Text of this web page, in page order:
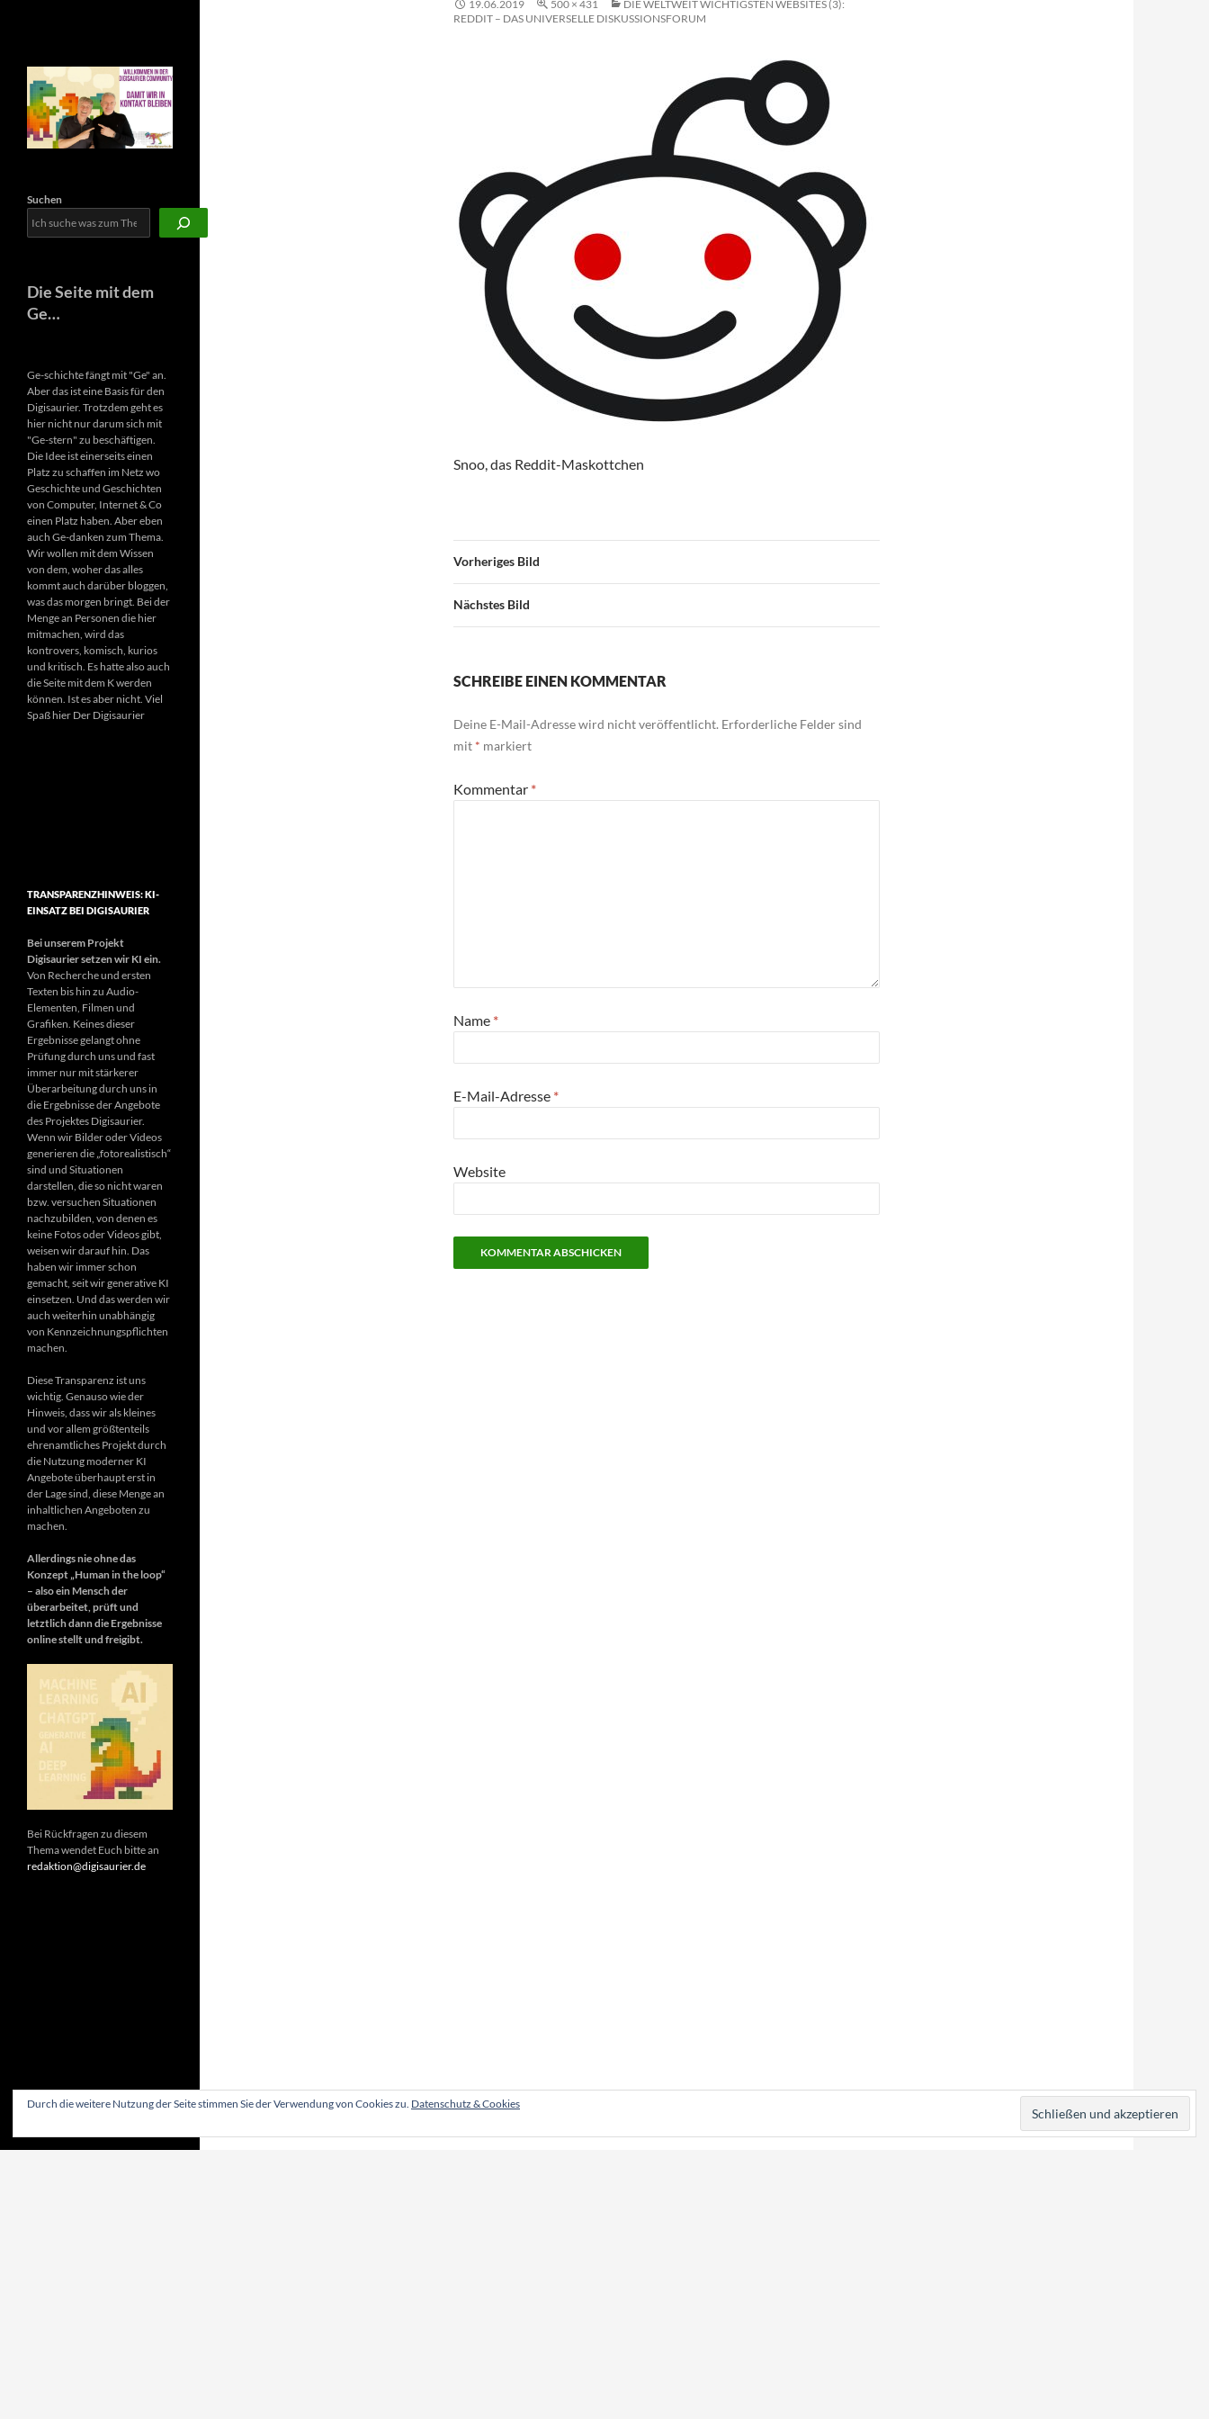
19.06.2019 500 × 431
DIE WELTWEIT WICHTIGSTEN WEBSITES (3):
REDDIT – DAS UNIVERSELLE DISKUSSIONSFORUM
Snoo, das Reddit-Maskottchen
Vorheriges Bild
Nächstes Bild
SCHREIBE EINEN KOMMENTAR
Deine E-Mail-Adresse wird nicht veröffentlicht. Erforderliche Felder sind
mit * markiert
Kommentar *
Name *
E-Mail-Adresse *
Website
Suchen
Die Seite mit dem
Ge…
Ge-schichte fängt mit "Ge" an.
Aber das ist eine Basis für den
Digisaurier. Trotzdem geht es
hier nicht nur darum sich mit
"Ge-stern" zu beschäftigen.
Die Idee ist einerseits einen
Platz zu schaffen im Netz wo
Geschichte und Geschichten
von Computer, Internet & Co
einen Platz haben. Aber eben
auch Ge-danken zum Thema.
Wir wollen mit dem Wissen
von dem, woher das alles
kommt auch darüber bloggen,
was das morgen bringt. Bei der
Menge an Personen die hier
mitmachen, wird das
kontrovers, komisch, kurios
und kritisch. Es hatte also auch
die Seite mit dem K werden
können. Ist es aber nicht. Viel
Spaß hier Der Digisaurier
TRANSPARENZHINWEIS: KI-
EINSATZ BEI DIGISAURIER
Bei unserem Projekt
Digisaurier setzen wir KI ein.
Von Recherche und ersten
Texten bis hin zu Audio-
Elementen, Filmen und
Grafiken. Keines dieser
Ergebnisse gelangt ohne
Prüfung durch uns und fast
immer nur mit stärkerer
Überarbeitung durch uns in
die Ergebnisse der Angebote
des Projektes Digisaurier.
Wenn wir Bilder oder Videos
generieren die „fotorealistisch“
sind und Situationen
darstellen, die so nicht waren
bzw. versuchen Situationen
nachzubilden, von denen es
keine Fotos oder Videos gibt,
weisen wir darauf hin. Das
haben wir immer schon
gemacht, seit wir generative KI
einsetzen. Und das werden wir
auch weiterhin unabhängig
von Kennzeichnungspflichten
machen.
Diese Transparenz ist uns
wichtig. Genauso wie der
Hinweis, dass wir als kleines
und vor allem größtenteils
ehrenamtliches Projekt durch
die Nutzung moderner KI
Angebote überhaupt erst in
der Lage sind, diese Menge an
inhaltlichen Angeboten zu
machen.
Allerdings nie ohne das
Konzept „Human in the loop“
– also ein Mensch der
überarbeitet, prüft und
letztlich dann die Ergebnisse
online stellt und freigibt.
Bei Rückfragen zu diesem
Thema wendet Euch bitte an
redaktion@digisaurier.de
Durch die weitere Nutzung der Seite stimmen Sie der Verwendung von Cookies zu. Datenschutz & Cookies